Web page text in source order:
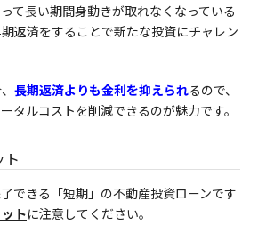
て長い期間身動きが取れなくなっている
返済をすることで新たな投資にチャレン
長期返済よりも金利を抑えられるので、
タルコストを削減できるのが魅力です。
ト
できる「短期」の不動産投資ローンです
トに注意してください。